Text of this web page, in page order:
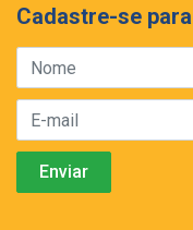
Cadastre-se